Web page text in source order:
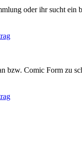
oder ihr sucht
bzw. Comic Form zu